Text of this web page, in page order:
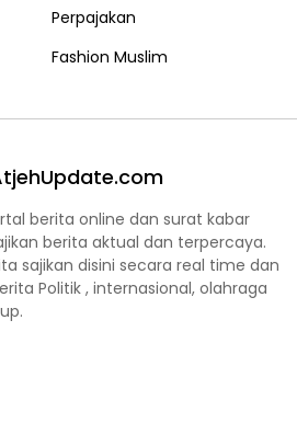
Perpajakan
Fashion Muslim
berita online dan surat kabar
berita aktual dan terpercaya.
sajikan disini secara real time dan
Politik , internasional, olahraga